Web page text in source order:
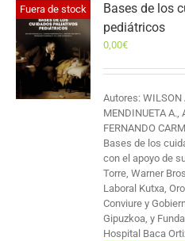
Fuera de stock
Bases de los
pediátricos
0,00€
Autores: WILSON
MENDINUETA A.,
FERNANDO
Bases de los
con el apoyo de
Torre, Warner
Laboral Kutxa,
Conviure y
Gipuzkoa, y
Hospital Baca